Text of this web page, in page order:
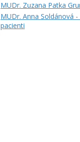
MUDr. Zuzana Patka
MUDr. Anna Soldánová
pacienti